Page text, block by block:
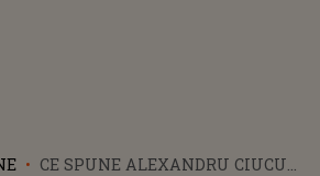
CE SPUNE ALEXANDRU CIUCU